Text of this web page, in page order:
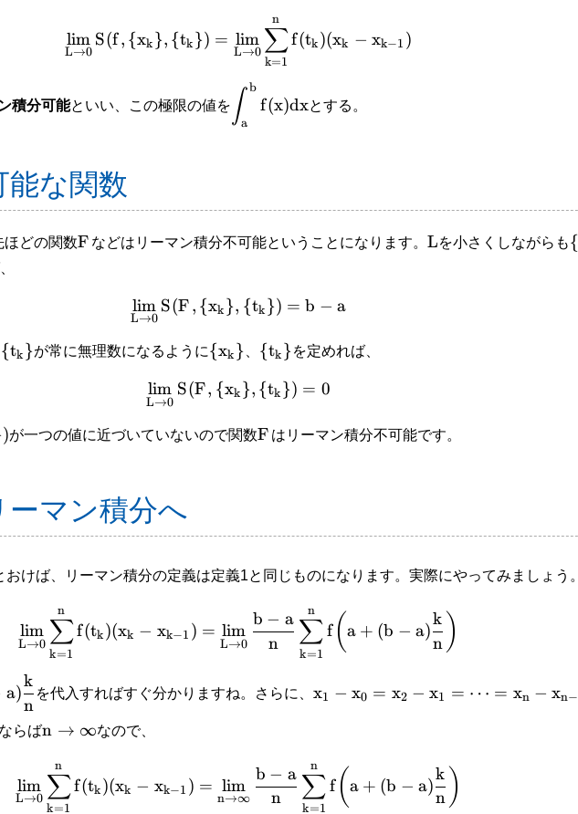
L→0
lim S(f, {xk }, {tk}) =
L→0
lim
k=1
∑
n
f(tk)(xk − xk−1 )
積分可能といい、この極限の値を ∫a
b
f(x)dxとする。
能な関数
ほどの関数F などはリーマン積分不可能ということになります。 Lを小さくしながらも{
L→0
lim S(F, {xk}, {tk }) = b − a
{tk}が常に無理数になるように{xk} {tk}を定めれば、
L→0
lim S(F, {xk }, {tk}) = 0
)が一つの値に近づいていないので関数F はリーマン積分不可能です。
ーマン積分へ
おけば、リーマン積分の定義は定義1と同じものになります。実際にやってみましょう。
L→0
lim
k=1
∑
n
f(tk)(xk − xk−1 ) =
L→0
lim
n
b − a
k=1
∑
n
f ( a + (b − a)
n
k )
a)
n
k
を代入すればすぐ分かりますね。さらに、x1 − x0 = x2 − x1 = ⋯ = xn − xn−
ならばn → ∞なので、
L→0
lim
k=1
∑
n
f(tk)(xk − xk−1 ) =
n→∞
lim
n
b − a
k=1
∑
n
f (a + (b − a)
n
k )